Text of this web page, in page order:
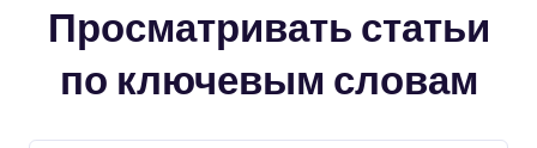
Просматривать статьи
по ключевым словам